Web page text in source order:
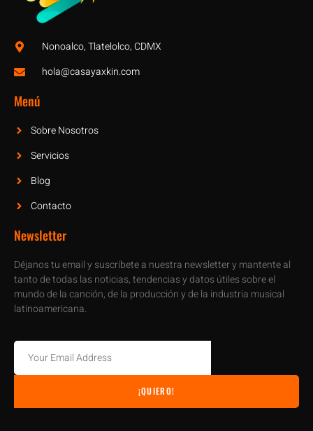
Nonoalco, Tlatelolco, CDMX
hola@casayaxkin.com
Menú
Sobre Nosotros
Servicios
Blog
Contacto
Newsletter
Déjanos tu email y suscríbete a nuestra newsletter y mantente al
tanto de todas las noticias, tendencias y datos útiles sobre el
mundo de la canción, de la producción y de la industria musical
latinoamericana.
¡QUIERO!